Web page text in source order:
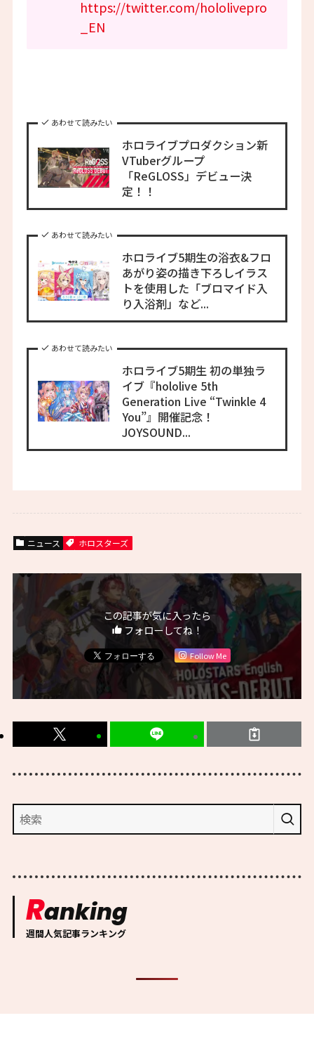
https://twitter.com/hololivepro
_EN
あわせて読みたい
ホロライブプロダクション新
VTuberグループ
「ReGLOSS」デビュー決
定！！
あわせて読みたい
ホロライブ5期生の浴衣&フロ
あがり姿の描き下ろしイラス
トを使用した「ブロマイド入
り入浴剤」など...
あわせて読みたい
ホロライブ5期生 初の単独ラ
イブ『hololive 5th
Generation Live “Twinkle 4
You”』開催記念！
JOYSOUND...
ニュース ホロスターズ
この記事が気に入ったら
フォローしてね！
Follow Me
Ranking
週間人気記事ランキング